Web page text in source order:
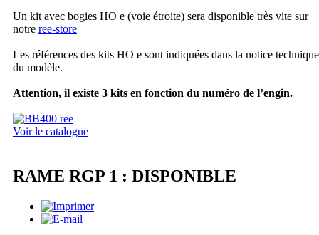
Un kit avec bogies HO e (voie étroite) sera disponible très vite sur
notre ree-store
Les références des kits HO e sont indiquées dans la notice technique
du modèle.
Attention, il existe 3 kits en fonction du numéro de l’engin.
Voir le catalogue
RAME RGP 1 : DISPONIBLE